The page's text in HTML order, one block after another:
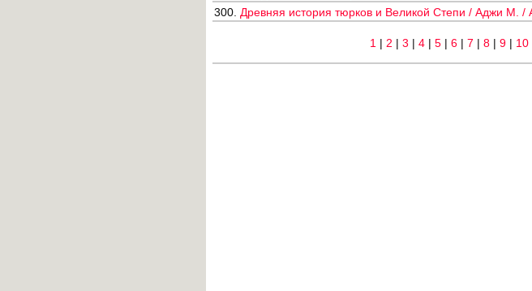
300. Древняя история тюрков и Великой Степи / Аджи М. /
1 | 2 | 3 | 4| 5| 6| 7 | 8| 9| 10